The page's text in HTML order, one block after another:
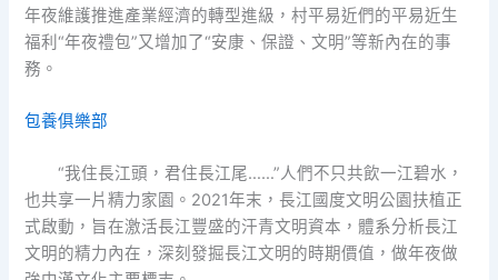
年夜維護推進產業經濟的轉型進級，村平易近們的平易近生
福利“年夜禮包”又增加了“安康、保證、文明”等新內在的事
務。
包養俱樂部
“我住長江頭，君住長江尾……”人們不只共飲一江碧水，
也共享一片精力家園。2021年末，長江國度文明公園扶植正
式啟動，旨在激活長江豐盛的汗青文明資本，體系分析長江
文明的精力內在，深刻發掘長江文明的時期價值，做年夜做